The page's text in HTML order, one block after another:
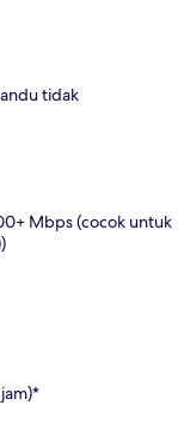
tidak
Mbps (cocok untuk